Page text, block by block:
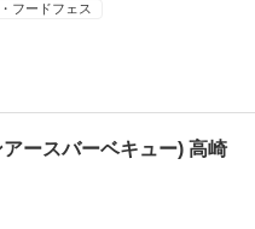
フードフェス
ースバーベキュー) 高崎